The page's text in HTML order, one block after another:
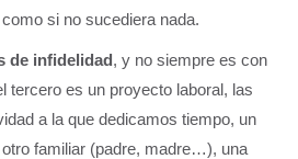
si no sucediera nada.
de infidelidad, y no siempre es con
tercero es un proyecto laboral, las
a la que dedicamos tiempo, un
otro familiar (padre, madre…), una